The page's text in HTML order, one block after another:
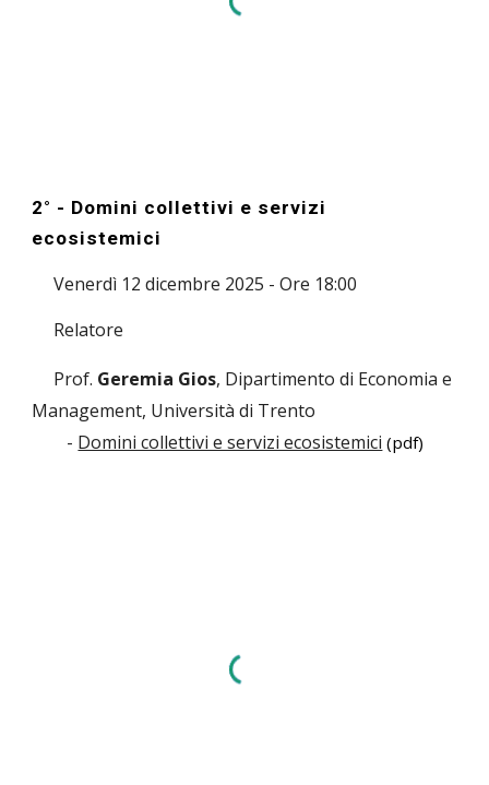
2° - Domini collettivi e servizi
ecosistemici
Venerdì 12 dicembre 2025 - Ore 18:00
Relatore
Prof. Geremia Gios, Dipartimento di Economia e
Management, Università di Trento
- Domini collettivi e servizi ecosistemici (pdf)